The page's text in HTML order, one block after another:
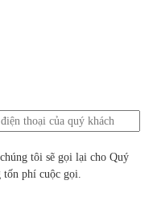
tôi sẽ gọi lại cho Quý
tốn phí cuộc gọi.